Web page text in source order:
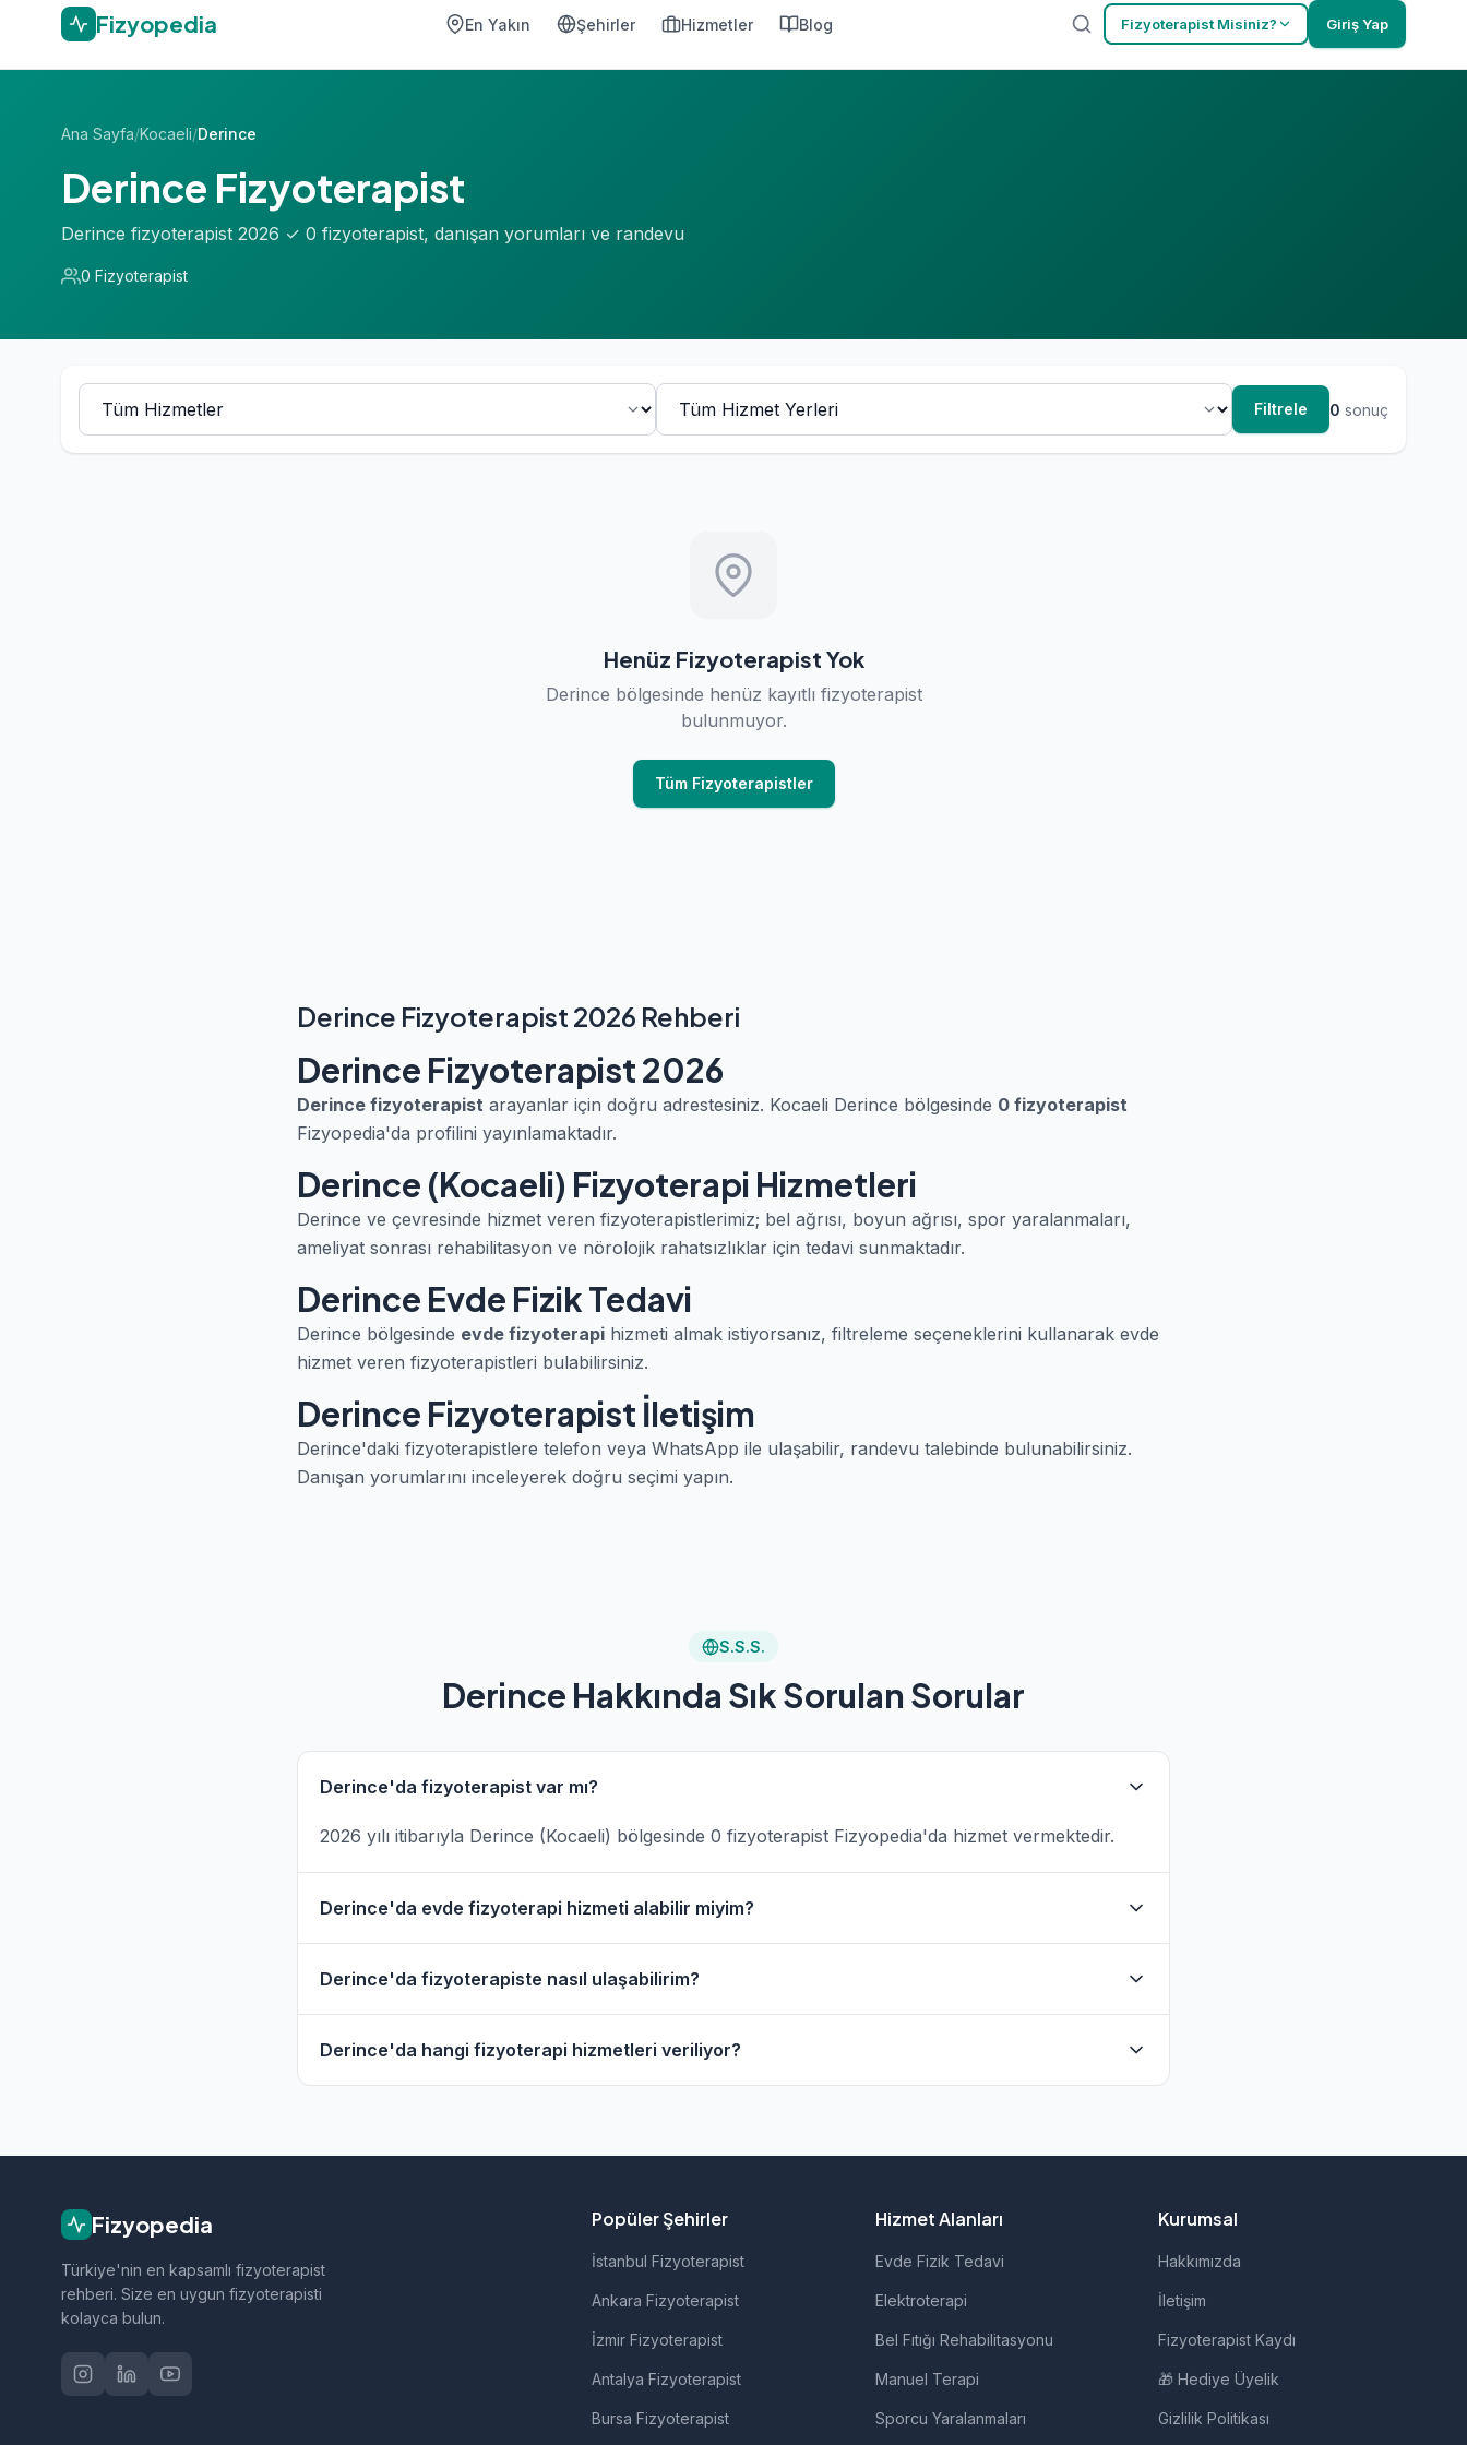
Fizyopedia En Yakın Şehirler Hizmetler Blog Fizyoterapist Misiniz? Giriş Yap
Ana Sayfa/Kocaeli/Derince
Derince Fizyoterapist
Derince fizyoterapist 2026 ✓ 0 fizyoterapist, danışan yorumları ve randevu
0 Fizyoterapist
Filtrele 0 sonuç
Henüz Fizyoterapist Yok
Derince bölgesinde henüz kayıtlı fizyoterapist
bulunmuyor.
Tüm Fizyoterapistler
Derince Fizyoterapist 2026 Rehberi
Derince Fizyoterapist 2026
Derince fizyoterapist arayanlar için doğru adrestesiniz. Kocaeli Derince bölgesinde 0 fizyoterapist
Fizyopedia'da profilini yayınlamaktadır.
Derince (Kocaeli) Fizyoterapi Hizmetleri
Derince ve çevresinde hizmet veren fizyoterapistlerimiz; bel ağrısı, boyun ağrısı, spor yaralanmaları,
ameliyat sonrası rehabilitasyon ve nörolojik rahatsızlıklar için tedavi sunmaktadır.
Derince Evde Fizik Tedavi
Derince bölgesinde evde fizyoterapi hizmeti almak istiyorsanız, filtreleme seçeneklerini kullanarak evde
hizmet veren fizyoterapistleri bulabilirsiniz.
Derince Fizyoterapist İletişim
Derince'daki fizyoterapistlere telefon veya WhatsApp ile ulaşabilir, randevu talebinde bulunabilirsiniz.
Danışan yorumlarını inceleyerek doğru seçimi yapın.
S.S.S.
Derince Hakkında Sık Sorulan Sorular
Derince'da fizyoterapist var mı?
2026 yılı itibarıyla Derince (Kocaeli) bölgesinde 0 fizyoterapist Fizyopedia'da hizmet vermektedir.
Derince'da evde fizyoterapi hizmeti alabilir miyim?
hizmet filtresini kullanarak bu fizyoterapistleri bulabilirsiniz.
Derince'da fizyoterapiste nasıl ulaşabilirim?
geçebilirsiniz.
Derince'da hangi fizyoterapi hizmetleri veriliyor?
Fizyopedia
Türkiye'nin en kapsamlı fizyoterapist
rehberi. Size en uygun fizyoterapisti
kolayca bulun.
Popüler Şehirler
İstanbul Fizyoterapist
Ankara Fizyoterapist
İzmir Fizyoterapist
Antalya Fizyoterapist
Bursa Fizyoterapist
Hizmet Alanları
Evde Fizik Tedavi
Elektroterapi
Bel Fıtığı Rehabilitasyonu
Manuel Terapi
Sporcu Yaralanmaları
Kurumsal
Hakkımızda
İletişim
Fizyoterapist Kaydı
🎁 Hediye Üyelik
Gizlilik Politikası